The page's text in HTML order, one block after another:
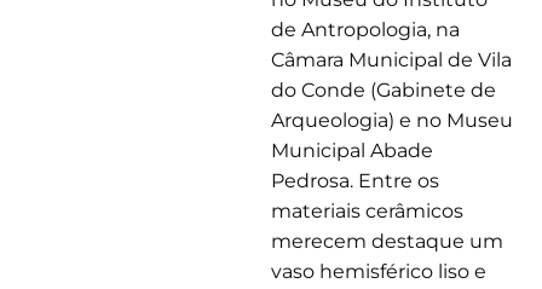
de Antropologia, na
Câmara Municipal de Vila
do Conde (Gabinete de
Arqueologia) e no Museu
Municipal Abade
Pedrosa. Entre os
materiais cerâmicos
merecem destaque um
vaso hemisférico liso e